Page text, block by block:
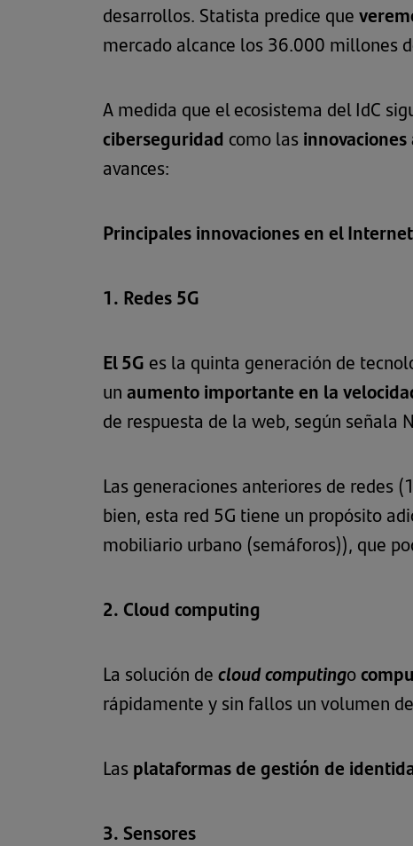
desarrollos. Statista predice que
mercado alcance los 36.000 millones
A medida que el ecosistema del IdC
ciberseguridad como las
avances:
Principales innovaciones en el
1. Redes 5G
El 5G es la quinta generación de
un aumento importante en la
de respuesta de la web, según señala
Las generaciones anteriores de redes
bien, esta red 5G tiene un propósito
mobiliario urbano (semáforos)), que
2. Cloud computing
La solución de cloud computingo
rápidamente y sin fallos un volumen
Las plataformas de gestión de
3. Sensores